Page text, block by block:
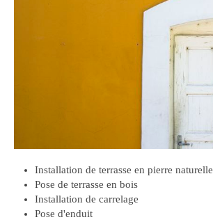
Installation de terrasse en pierre naturelle
Pose de terrasse en bois
Installation de carrelage
Pose d'enduit